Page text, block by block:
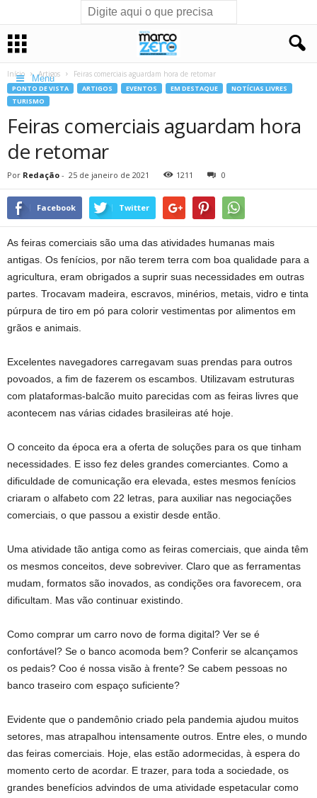
Menu
Início Artigos Feiras comerciais aguardam hora de retomar
PONTO DE VISTA ARTIGOS EVENTOS EM DESTAQUE
NOTÍCIAS LIVRES
TURISMO
Feiras comerciais aguardam hora
de retomar
Por Redação - 25 de janeiro de 2021 1211 0
Facebook Twitter
As feiras comerciais são uma das atividades humanas mais
antigas. Os fenícios, por não terem terra com boa qualidade para a
agricultura, eram obrigados a suprir suas necessidades em outras
partes. Trocavam madeira, escravos, minérios, metais, vidro e tinta
púrpura de tiro em pó para colorir vestimentas por alimentos em
grãos e animais.
Excelentes navegadores carregavam suas prendas para outros
povoados, a fim de fazerem os escambos. Utilizavam estruturas
com plataformas-balcão muito parecidas com as feiras livres que
acontecem nas várias cidades brasileiras até hoje.
O conceito da época era a oferta de soluções para os que tinham
necessidades. E isso fez deles grandes comerciantes. Como a
dificuldade de comunicação era elevada, estes mesmos fenícios
criaram o alfabeto com 22 letras, para auxiliar nas negociações
comerciais, o que passou a existir desde então.
Uma atividade tão antiga como as feiras comerciais, que ainda têm
os mesmos conceitos, deve sobreviver. Claro que as ferramentas
mudam, formatos são inovados, as condições ora favorecem, ora
dificultam. Mas vão continuar existindo.
Como comprar um carro novo de forma digital? Ver se é
confortável? Se o banco acomoda bem? Conferir se alcançamos
os pedais? Coo é nossa visão à frente? Se cabem pessoas no
banco traseiro com espaço suficiente?
Evidente que o pandemônio criado pela pandemia ajudou muitos
setores, mas atrapalhou intensamente outros. Entre eles, o mundo
das feiras comerciais. Hoje, elas estão adormecidas, à espera do
momento certo de acordar. E trazer, para toda a sociedade, os
grandes benefícios advindos de uma atividade espetacular como